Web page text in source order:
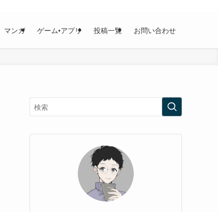
マンガ ゲーム•アプリ 投稿一覧 お問い合わせ